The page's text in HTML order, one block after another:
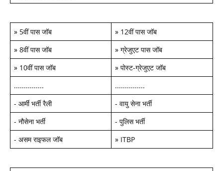
» 5वीं पास जॉब » 12वीं पास जॉब
» 8वीं पास जॉब » ग्रेजुएट पास जॉब
» 10वीं पास जॉब » पोस्ट-ग्रेजुएट जॉब
...............
...............
- आर्मी भर्ती रैली - वायु सेना भर्ती
- नौसेना भर्ती - पुलिस भर्ती
- असम राइफल जॉब » ITBP